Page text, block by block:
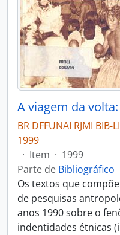
BR DFFUNAI RJMI
1999
· Item · 1999
Parte de Bibliográfico
Os textos que
de pesquisas
anos 1990 sobre o
indentidades étnicas